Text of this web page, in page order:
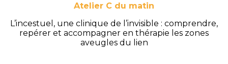
Atelier C du matin
L’incestuel, une clinique de l’invisible : comprendre,
repérer et accompagner en thérapie les zones
aveugles du lien